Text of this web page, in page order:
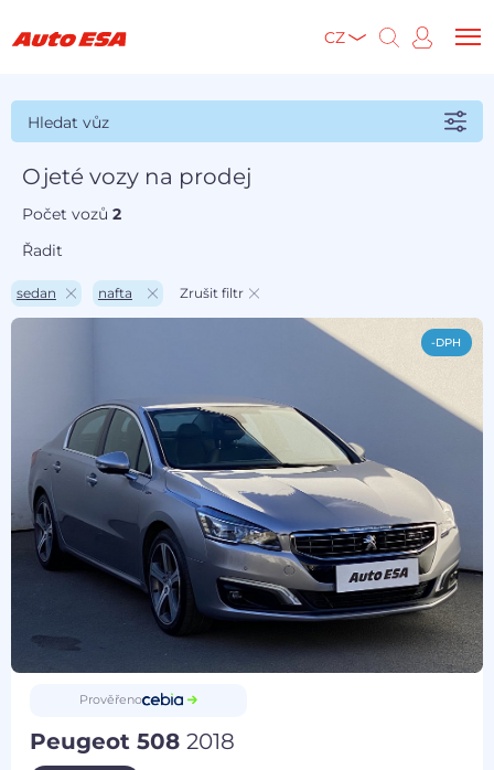
CZ
Hledat vůz
Ojeté vozy na prodej
Počet vozů2
Řadit
sedan nafta Zrušit filtr
-DPH
Prověřeno
Peugeot 5082018